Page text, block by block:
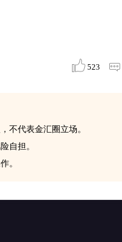
523
不代表金汇圈立场。
自担。
。